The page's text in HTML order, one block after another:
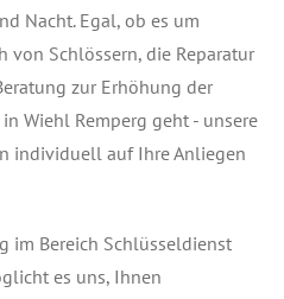
Nacht. Egal, ob es um
von Schlössern, die Reparatur
zur Erhöhung der
Wiehl Remperg geht - unsere
individuell auf Ihre Anliegen
im Bereich Schlüsseldienst
es uns, Ihnen